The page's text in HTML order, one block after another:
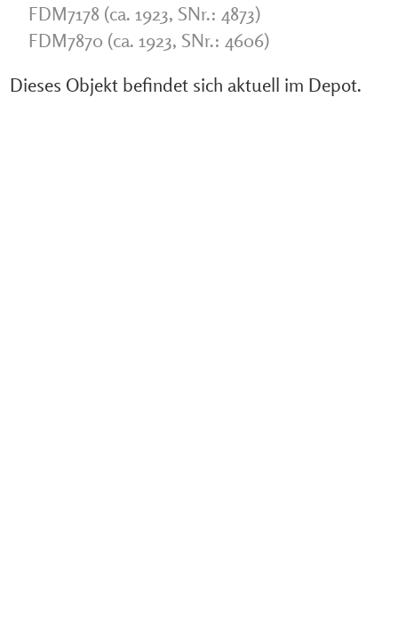
FDM7178 (ca. 1923, SNr.: 4873)
FDM7870 (ca. 1923, SNr.: 4606)
Dieses Objekt befindet sich aktuell im Depot.